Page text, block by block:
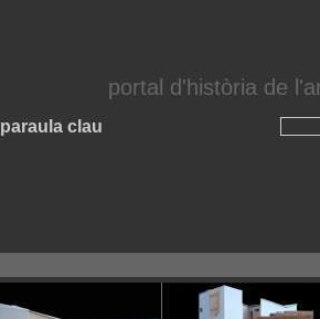
portal d'història de
paraula clau